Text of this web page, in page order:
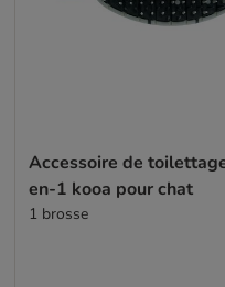
Accessoire de
en-1 kooa pour chat
1 brosse